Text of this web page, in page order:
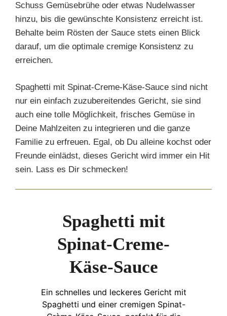
Schuss Gemüsebrühe oder etwas Nudelwasser
hinzu, bis die gewünschte Konsistenz erreicht ist.
Behalte beim Rösten der Sauce stets einen Blick
darauf, um die optimale cremige Konsistenz zu
erreichen.
Spaghetti mit Spinat-Creme-Käse-Sauce sind nicht
nur ein einfach zuzubereitendes Gericht, sie sind
auch eine tolle Möglichkeit, frisches Gemüse in
Deine Mahlzeiten zu integrieren und die ganze
Familie zu erfreuen. Egal, ob Du alleine kochst oder
Freunde einlädst, dieses Gericht wird immer ein Hit
sein. Lass es Dir schmecken!
Spaghetti mit
Spinat-Creme-
Käse-Sauce
Ein schnelles und leckeres Gericht mit
Spaghetti und einer cremigen Spinat-